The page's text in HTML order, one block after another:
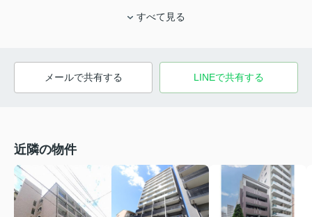
すべて見る
メールで共有する LINEで共有する
近隣の物件